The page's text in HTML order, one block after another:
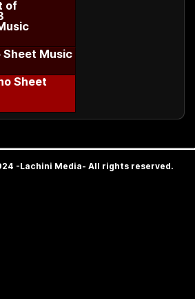
of
Sheet Music
Sheet
-Lachini Media- All rights reserved.